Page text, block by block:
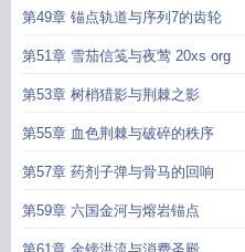
第49章 锚点轨道与序列7的齿轮
第51章 雪茄信笺与夜莺 20xs org
第53章 树梢猎影与荆棘之影
第55章 血色荆棘与破碎的秩序
第57章 药剂子弹与骨马的回响
第59章 六国金河与熔岩锚点